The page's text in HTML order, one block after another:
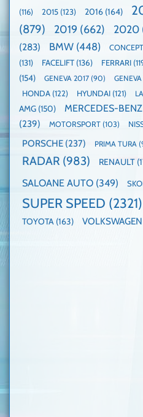
de
dube
(116) 2015 (123) 2016 (164)
(879)
2019 (662) 2020
(283)
BMW (448) CONCEPT
(131)
FACELIFT (136) FERRARI
(154)
GENEVA 2017 (90)
HONDA (122) HYUNDAI (121)
AMG (150) MERCEDES-BENZ
(239)
MOTORSPORT (103)
PORSCHE (237) PRIMA TURA
RADAR (983) RENAULT
SALOANE AUTO (349)
SUPER SPEED (2321)
TOYOTA (163) VOLKSWAGEN